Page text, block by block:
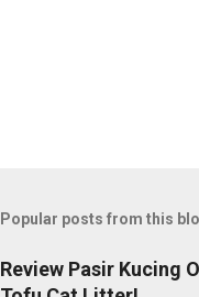
Popular posts from this
Review Pasir Kucing